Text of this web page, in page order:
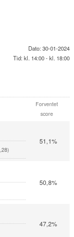
Dato: 30-01-2024
Tid: kl. 14:00 - kl. 18:00
Forventet
score
51,1%
50,8%
47,2%